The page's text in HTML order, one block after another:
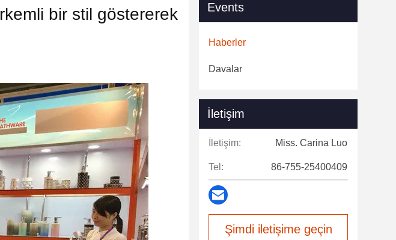
bir stil göstererek
Events
Haberler
Davalar
İletişim
İletişim: Miss. Carina Luo
Tel: 86-755-25400409
Şimdi iletişime geçin